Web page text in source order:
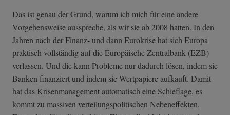
Das ist genau der Grund, warum ich mich für eine andere
Vorgehensweise ausspreche, als wir sie ab 2008 hatten. In den
Jahren nach der Finanz- und dann Eurokrise hat sich Europa
praktisch vollständig auf die Europäische Zentralbank (EZB)
verlassen. Und die kann Probleme nur dadurch lösen, indem sie
Banken finanziert und indem sie Wertpapiere aufkauft. Damit
hat das Krisenmanagement automatisch eine Schieflage, es
kommt zu massiven verteilungspolitischen Nebeneffekten.